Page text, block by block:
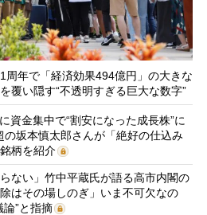
周年で「経済効果494億円」の大きな
覆い隠す“不透明すぎる巨大な数字”
資金集中で“割安になった成長株”に
坂本慎太郎さんが「絶好の仕込み
柄を紹介
ない」竹中平蔵氏が語る高市内閣の
はその場しのぎ」いま不可欠なの
論”と指摘